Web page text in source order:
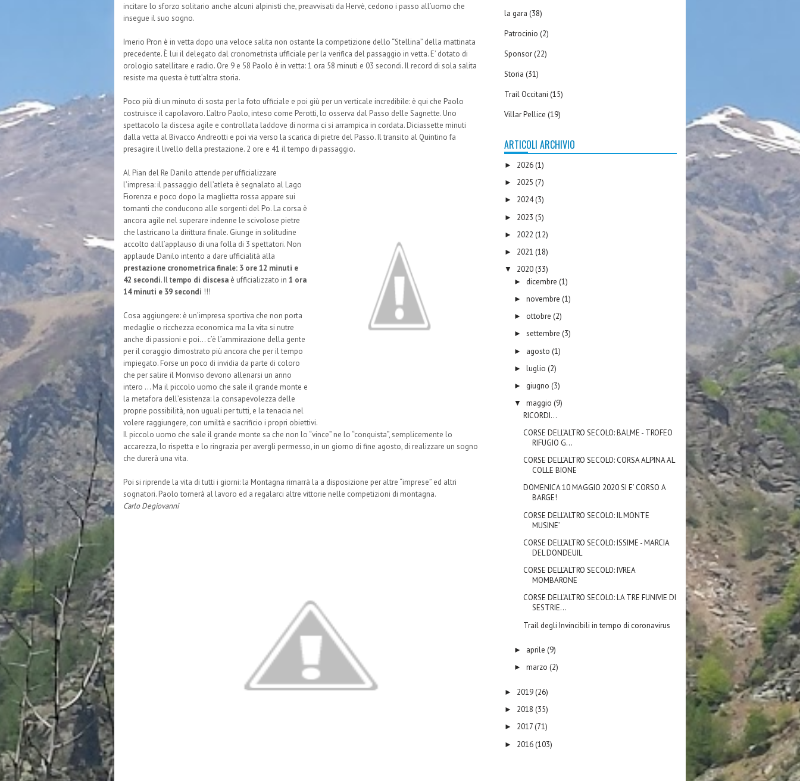
incitare lo sforzo solitario anche alcuni alpinisti che, preavvisati da Hervè, cedono i passo all’uomo che
insegue il suo sogno.
Imerio Pron è in vetta dopo una veloce salita non ostante la competizione dello “Stellina” della mattinata
precedente. È lui il delegato dal cronometrista ufficiale per la verifica del passaggio in vetta. E’ dotato di
orologio satellitare e radio. Ore 9 e 58 Paolo è in vetta: 1 ora 58 minuti e 03 secondi. Il record di sola salita
resiste ma questa è tutt’altra storia.
Poco più di un minuto di sosta per la foto ufficiale e poi giù per un verticale incredibile: è qui che Paolo
costruisce il capolavoro. L’altro Paolo, inteso come Perotti, lo osserva dal Passo delle Sagnette. Uno
spettacolo la discesa agile e controllata laddove di norma ci si arrampica in cordata. Diciassette minuti
dalla vetta al Bivacco Andreotti e poi via verso la scarica di pietre del Passo. Il transito al Quintino fa
presagire il livello della prestazione. 2 ore e 41 il tempo di passaggio.
Al Pian del Re Danilo attende per ufficializzare
l’impresa: il passaggio dell’atleta è segnalato al Lago
Fiorenza e poco dopo la maglietta rossa appare sui
tornanti che conducono alle sorgenti del Po. La corsa è
ancora agile nel superare indenne le scivolose pietre
che lastricano la dirittura finale. Giunge in solitudine
accolto dall’applauso di una folla di 3 spettatori. Non
applaude Danilo intento a dare ufficialità alla
prestazione cronometrica finale: 3 ore 12 minuti e
42 secondi. Il tempo di discesa è ufficializzato in 1 ora
14 minuti e 39 secondi !!!
Cosa aggiungere: è un’impresa sportiva che non porta
medaglie o ricchezza economica ma la vita si nutre
anche di passioni e poi... c’è l’ammirazione della gente
per il coraggio dimostrato più ancora che per il tempo
impiegato. Forse un poco di invidia da parte di coloro
che per salire il Monviso devono allenarsi un anno
intero … Ma il piccolo uomo che sale il grande monte e
la metafora dell’esistenza: la consapevolezza delle
proprie possibilità, non uguali per tutti, e la tenacia nel
volere raggiungere, con umiltà e sacrificio i propri obiettivi.
Il piccolo uomo che sale il grande monte sa che non lo “vince” ne lo “conquista”, semplicemente lo
accarezza, lo rispetta e lo ringrazia per avergli permesso, in un giorno di fine agosto, di realizzare un sogno
che durerà una vita.
Poi si riprende la vita di tutti i giorni: la Montagna rimarrà la a disposizione per altre “imprese” ed altri
sognatori. Paolo tornerà al lavoro ed a regalarci altre vittorie nelle competizioni di montagna.
Carlo Degiovanni
la gara (38)
Patrocinio (2)
Sponsor (22)
Storia (31)
Trail Occitani (15)
Villar Pellice (19)
ARTICOLI ARCHIVIO
► 2026 (1)
► 2025 (7)
► 2024(3)
► 2023 (5)
► 2022 (12)
► 2021 (18)
▼ 2020 (33)
► dicembre (1)
► novembre (1)
► ottobre (2)
► settembre (3)
► agosto (1)
► luglio (2)
► giugno (3)
▼ maggio (9)
RICORDI...
CORSE DELL’ALTRO SECOLO: BALME - TROFEO
RIFUGIO G...
CORSE DELL’ALTRO SECOLO: CORSA ALPINA AL
COLLE BIONE
DOMENICA 10 MAGGIO 2020 SI E’ CORSO A
BARGE!
CORSE DELL’ALTRO SECOLO: IL MONTE
MUSINE’
CORSE DELL’ALTRO SECOLO: ISSIME - MARCIA
DEL DONDEUIL
CORSE DELL’ALTRO SECOLO: IVREA
MOMBARONE
CORSE DELL’ALTRO SECOLO: LA TRE FUNIVIE DI
SESTRIE...
Trail degli Invincibili in tempo di coronavirus
► aprile (9)
► marzo (2)
► 2019 (26)
► 2018 (35)
► 2017 (71)
► 2016 (103)